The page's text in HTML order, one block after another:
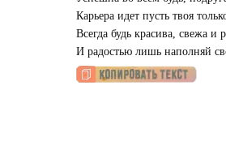
Карьера идет пусть твоя
Всегда будь красива, свежа и
И радостью лишь наполняй